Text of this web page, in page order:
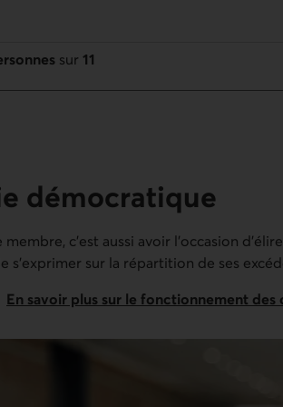
sur 11
démocratique
membre, c’est aussi avoir l’occasion
s'exprimer sur la répartition de ses
En savoir plus sur le fonctionnement des